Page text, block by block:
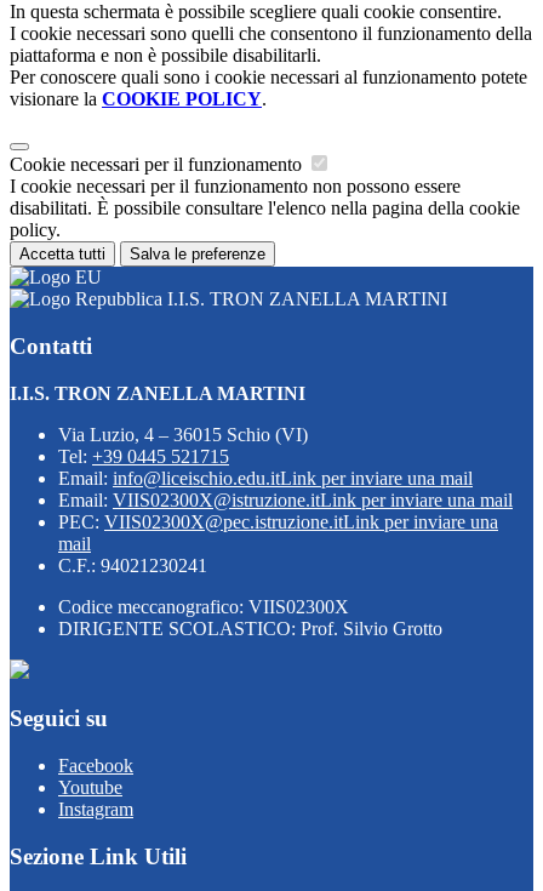
In questa schermata è possibile scegliere quali cookie consentire.
I cookie necessari sono quelli che consentono il funzionamento della
piattaforma e non è possibile disabilitarli.
Per conoscere quali sono i cookie necessari al funzionamento potete
visionare la COOKIE POLICY.
Cookie necessari per il funzionamento
I cookie necessari per il funzionamento non possono essere
disabilitati. È possibile consultare l'elenco nella pagina della cookie
policy.
Accetta tutti Salva le preferenze
I.I.S. TRON ZANELLA MARTINI
Contatti
I.I.S. TRON ZANELLA MARTINI
Via Luzio, 4 – 36015 Schio (VI)
Tel: +39 0445 521715
Email: info@liceischio.edu.itLink per inviare una mail
Email: VIIS02300X@istruzione.itLink per inviare una mail
PEC: VIIS02300X@pec.istruzione.itLink per inviare una
mail
C.F.: 94021230241
Codice meccanografico: VIIS02300X
DIRIGENTE SCOLASTICO: Prof. Silvio Grotto
Seguici su
Facebook
Youtube
Instagram
Sezione Link Utili